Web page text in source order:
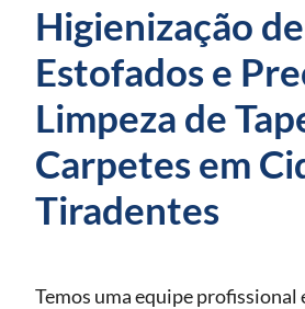
Higienização de
Estofados e
Limpeza de
Carpetes em
Tiradentes
Temos uma equipe profissional